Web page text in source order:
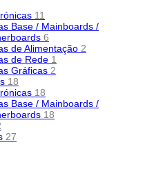
11
Base / Mainboards /
6
de Alimentação 2
de Rede 1
Gráficas 2
18
18
Base / Mainboards /
18
27